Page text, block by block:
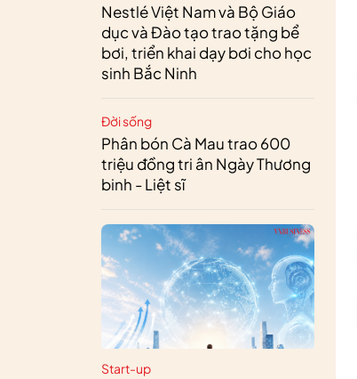
Nestlé Việt Nam và Bộ Giáo
dục và Đào tạo trao tặng bể
bơi, triển khai dạy bơi cho học
sinh Bắc Ninh
Đời sống
Phân bón Cà Mau trao 600
triệu đồng tri ân Ngày Thương
binh - Liệt sĩ
Start-up